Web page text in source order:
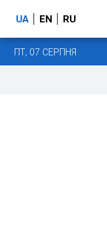
UA EN RU
ПТ, 07 СЕРПНЯ